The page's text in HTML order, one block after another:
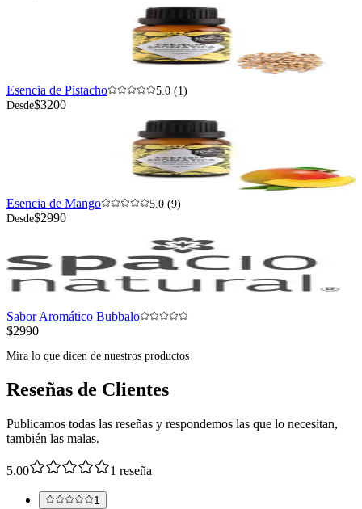
Esencia de Pistacho
5.0 (1)
Desde$3200
Esencia de Mango
5.0 (9)
Desde$2990
Sabor Aromático Bubbalo
$2990
Mira lo que dicen de nuestros productos
Reseñas de Clientes
Publicamos todas las reseñas y respondemos las que lo necesitan,
también las malas.
5.00 1 reseña
1